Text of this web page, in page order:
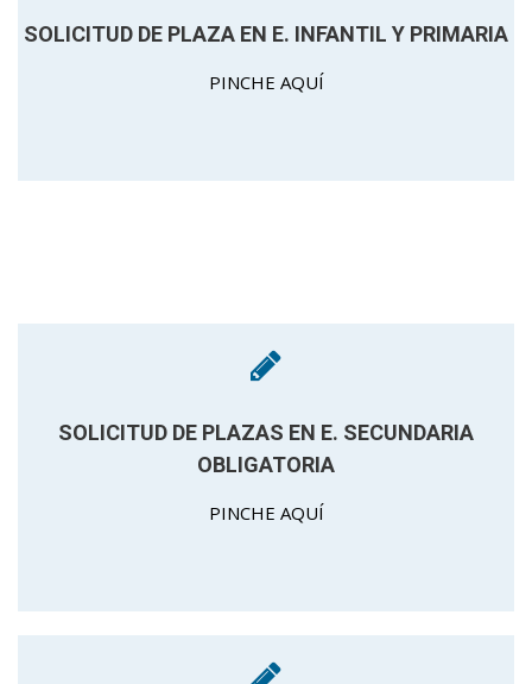
SOLICITUD DE PLAZA EN E. INFANTIL Y PRIMARIA
PINCHE AQUÍ
SOLICITUD DE PLAZAS EN E. SECUNDARIA
OBLIGATORIA
PINCHE AQUÍ